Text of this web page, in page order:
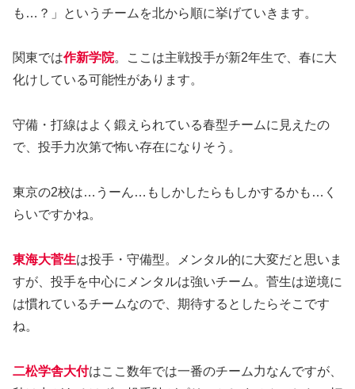
も…？」というチームを北から順に挙げていきます。
関東では作新学院。ここは主戦投手が新2年生で、春に大
化けしている可能性があります。
守備・打線はよく鍛えられている春型チームに見えたの
で、投手力次第で怖い存在になりそう。
東京の2校は…うーん…もしかしたらもしかするかも…く
らいですかね。
東海大菅生は投手・守備型。メンタル的に大変だと思いま
すが、投手を中心にメンタルは強いチーム。菅生は逆境に
は慣れているチームなので、期待するとしたらそこです
ね。
二松学舎大付はここ数年では一番のチーム力なんですが、